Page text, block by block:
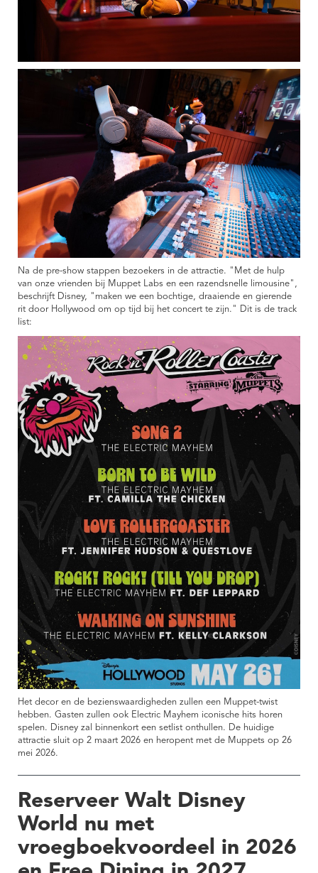
Na de pre-show stappen bezoekers in de attractie. "Met de hulp
van onze vrienden bij Muppet Labs en een razendsnelle limousine",
beschrijft Disney, "maken we een bochtige, draaiende en gierende
rit door Hollywood om op tijd bij het concert te zijn." Dit is de track
list:
Het decor en de bezienswaardigheden zullen een Muppet-twist
hebben. Gasten zullen ook Electric Mayhem iconische hits horen
spelen. Disney zal binnenkort een setlist onthullen. De huidige
attractie sluit op 2 maart 2026 en heropent met de Muppets op 26
mei 2026.
Reserveer Walt Disney
World nu met
vroegboekvoordeel in 2026